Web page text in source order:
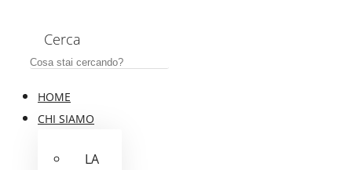
Cerca
HOME
CHI SIAMO
LA